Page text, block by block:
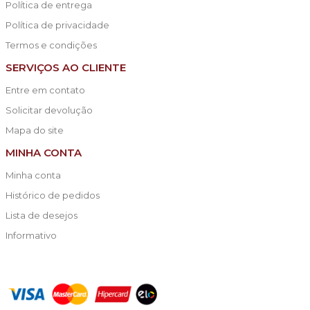
Política de entrega
Política de privacidade
Termos e condições
SERVIÇOS AO CLIENTE
Entre em contato
Solicitar devolução
Mapa do site
MINHA CONTA
Minha conta
Histórico de pedidos
Lista de desejos
Informativo